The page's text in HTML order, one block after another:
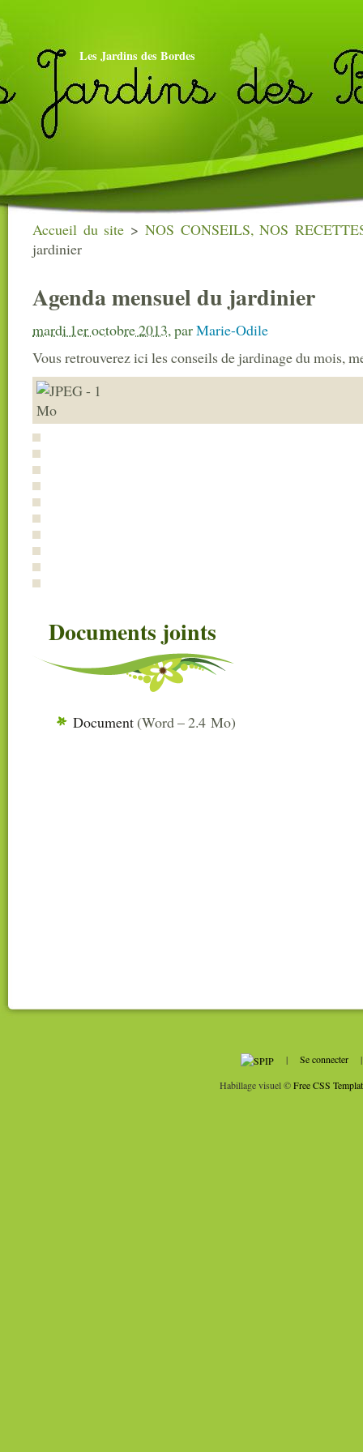
Les Jardins des Bordes
Accueil du site > NOS CONSEILS, NOS
jardinier
Agenda mensuel du jardinier
mardi 1er octobre 2013,parMarie-Odile
Vous retrouverez ici les conseils de jardinage du mois,
Documents joints
Document (Word – 2.4 Mo)
| Se connecter
Habillage visuel ©Free CSS